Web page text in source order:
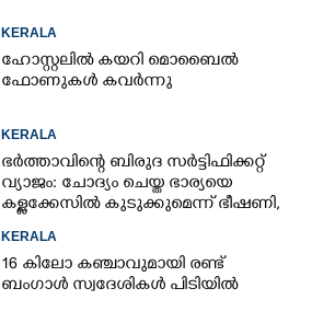
KERALA
ഹോസ്റ്റലിൽ കയറി മൊബൈൽ
ഫോണുകൾ കവർന്നു
KERALA
ഭർത്താവിന്റെ ബിരുദ സർട്ടിഫിക്കറ്റ്
വ്യാജം: ചോദ്യം ചെയ്ത ഭാര്യയെ
കള്ളക്കേസിൽ കുടുക്കുമെന്ന് ഭീഷണി,
KERALA
16 കിലോ കഞ്ചാവുമായി രണ്ട്
ബംഗാൾ സ്വദേശികൾ പിടിയിൽ